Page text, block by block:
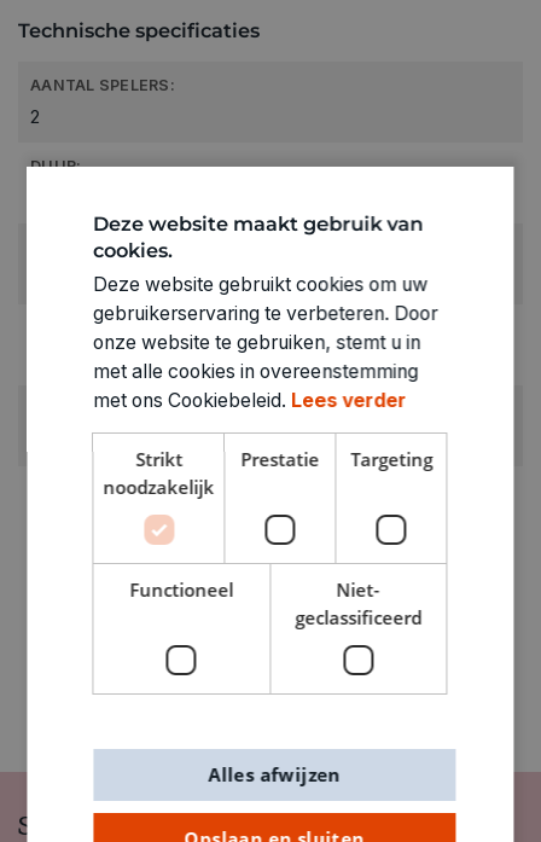
Technische specificaties
AANTAL SPELERS:
2
DUUR:
LEEFTIJD VANAF:
RUBRIEK:
Gezelschapspel kinderen (6 - 12 jaar)
GEWICHT
ARTIKELNUMMER
Schrijf je in op onze nieuwsbrief
Deze website maakt gebruik van
cookies.
Deze website gebruikt cookies om uw
gebruikerservaring te verbeteren. Door
onze website te gebruiken, stemt u in
met alle cookies in overeenstemming
met ons Cookiebeleid. Lees verder
Strikt
noodzakelijk
Prestatie Targeting
Functioneel
Niet-
geclassificeerd
Alles afwijzen